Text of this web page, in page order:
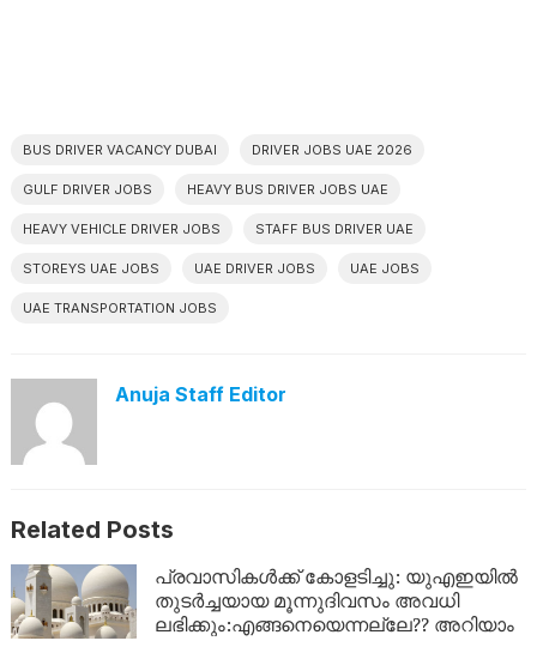
BUS DRIVER VACANCY DUBAI DRIVER JOBS UAE 2026
GULF DRIVER JOBS HEAVY BUS DRIVER JOBS UAE
HEAVY VEHICLE DRIVER JOBS STAFF BUS DRIVER UAE
STOREYS UAE JOBS UAE DRIVER JOBS UAE JOBS
UAE TRANSPORTATION JOBS
Anuja Staff Editor
Related Posts
പ്രവാസികൾക്ക് കോളടിച്ചു: യുഎഇയിൽ
തുടർച്ചയായ മൂന്നുദിവസം അവധി
ലഭിക്കും:എങ്ങനെയെന്നല്ലേ?? അറിയാം